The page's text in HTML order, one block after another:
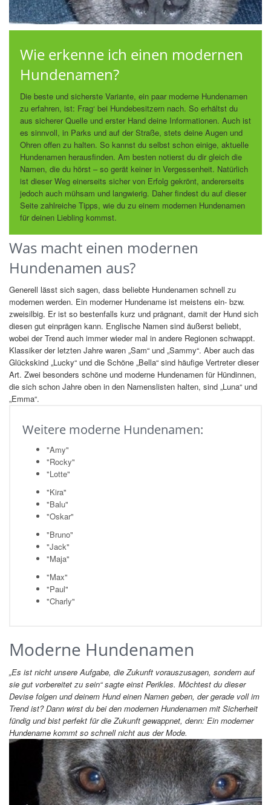
Wie erkenne ich einen modernen
Hundenamen?
Die beste und sicherste Variante, ein paar moderne Hundenamen
zu erfahren, ist: Frag‘ bei Hundebesitzern nach. So erhältst du
aus sicherer Quelle und erster Hand deine Informationen. Auch ist
es sinnvoll, in Parks und auf der Straße, stets deine Augen und
Ohren offen zu halten. So kannst du selbst schon einige, aktuelle
Hundenamen herausfinden. Am besten notierst du dir gleich die
Namen, die du hörst – so gerät keiner in Vergessenheit. Natürlich
ist dieser Weg einerseits sicher von Erfolg gekrönt, andererseits
jedoch auch mühsam und langwierig. Daher findest du auf dieser
Seite zahlreiche Tipps, wie du zu einem modernen Hundenamen
für deinen Liebling kommst.
Was macht einen modernen
Hundenamen aus?
Generell lässt sich sagen, dass beliebte Hundenamen schnell zu
modernen werden. Ein moderner Hundename ist meistens ein- bzw.
zweisilbig. Er ist so bestenfalls kurz und prägnant, damit der Hund sich
diesen gut einprägen kann. Englische Namen sind äußerst beliebt,
wobei der Trend auch immer wieder mal in andere Regionen schwappt.
Klassiker der letzten Jahre waren „Sam“ und „Sammy“. Aber auch das
Glückskind „Lucky“ und die Schöne „Bella“ sind häufige Vertreter dieser
Art. Zwei besonders schöne und moderne Hundenamen für Hündinnen,
die sich schon Jahre oben in den Namenslisten halten, sind „Luna“ und
„Emma“.
Weitere moderne Hundenamen:
"Amy"
"Rocky"
"Lotte"
"Kira"
"Balu"
"Oskar"
"Bruno"
"Jack"
"Maja"
"Max"
"Paul"
"Charly"
Moderne Hundenamen
„Es ist nicht unsere Aufgabe, die Zukunft vorauszusagen, sondern auf
sie gut vorbereitet zu sein“ sagte einst Perikles. Möchtest du dieser
Devise folgen und deinem Hund einen Namen geben, der gerade voll im
Trend ist? Dann wirst du bei den modernen Hundenamen mit Sicherheit
fündig und bist perfekt für die Zukunft gewappnet, denn: Ein moderner
Hundename kommt so schnell nicht aus der Mode.